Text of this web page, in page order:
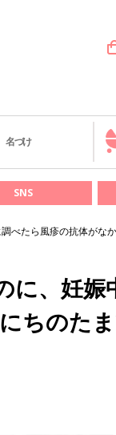
名づけ
SNS
べたら風疹の抗体がな
に、妊娠
ちのた